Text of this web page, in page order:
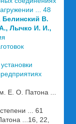
... 48
В.
Лычко И. И.,
Е. О. Патона ...
... 61
...16, 22,